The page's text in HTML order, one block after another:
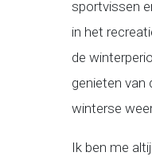
sportvissen
in het
de
genieten van
winterse
Ik ben me